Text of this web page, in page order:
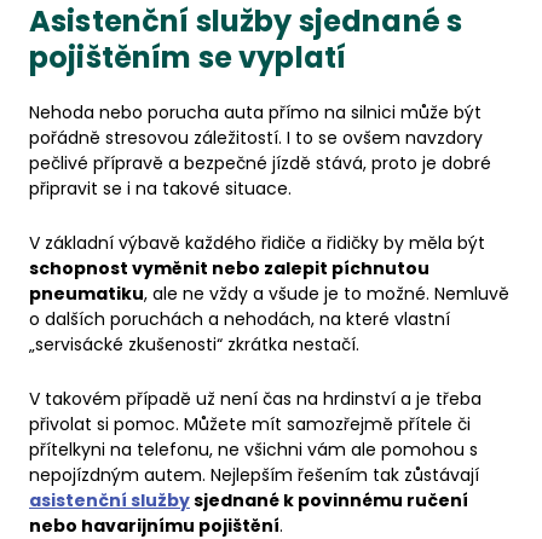
Asistenční služby sjednané s
pojištěním se vyplatí
Nehoda nebo porucha auta přímo na silnici může být
pořádně stresovou záležitostí. I to se ovšem navzdory
pečlivé přípravě a bezpečné jízdě stává, proto je dobré
připravit se i na takové situace.
V základní výbavě každého řidiče a řidičky by měla být
schopnost vyměnit nebo zalepit píchnutou
pneumatiku, ale ne vždy a všude je to možné. Nemluvě
o dalších poruchách a nehodách, na které vlastní
„servisácké zkušenosti“ zkrátka nestačí.
V takovém případě už není čas na hrdinství a je třeba
přivolat si pomoc. Můžete mít samozřejmě přítele či
přítelkyni na telefonu, ne všichni vám ale pomohou s
nepojízdným autem. Nejlepším řešením tak zůstávají
asistenční službysjednané k povinnému ručení
nebo havarijnímu pojištění.